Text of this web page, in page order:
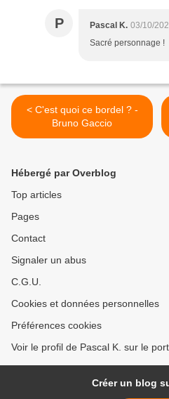
P Pascal K. 03/10/
Sacré personnage !
< C'est quoi ce bordel ? -
Bruno Gaccio
Hébergé par Overblog
Top articles
Pages
Contact
Signaler un abus
C.G.U.
Cookies et données personnelles
Préférences cookies
Voir le profil de Pascal K. sur le
Créer un blog